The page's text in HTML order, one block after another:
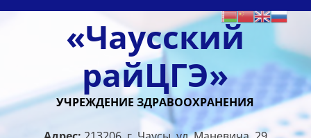
Перейти
содержимому«Чаусский
райЦГЭ»
УЧРЕЖДЕНИЕ ЗДРАВООХРАНЕНИЯ